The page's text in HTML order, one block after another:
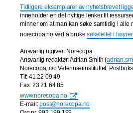
Tidligere eksemplarer av nyhetsbrevet
inneholder en del nyttige lenker til
minner om at man kan søke samtidig i alle
norecopa.no ved å brukesøkefeltet i
Ansvarlig utgiver: Norecopa
Ansvarlig redaktør: Adrian Smith (
Norecopa, c/o Veterinærinstituttet,
Tlf: 41 22 09 49
Fax: 23 21 64 85
www.norecopa.no
E-mail:post@norecopa.no